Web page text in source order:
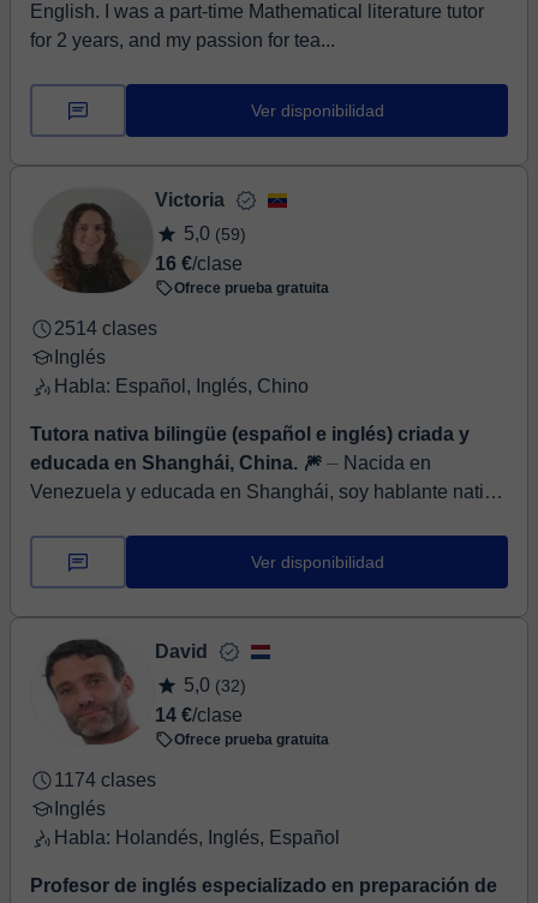
English. I was a part-time Mathematical literature tutor
for 2 years, and my passion for tea...
Ver disponibilidad
Victoria
5,0 (59)
16 €/clase
Ofrece prueba gratuita
2514 clases
Inglés
Habla: Español, Inglés, Chino
Tutora nativa bilingüe (español e inglés) criada y
educada en Shanghái, China. 🎆 ⏤ Nacida en
Venezuela y educada en Shanghái, soy hablante nativa
experiencia enseñando ambos idiomas....
Ver disponibilidad
David
5,0 (32)
14 €/clase
Ofrece prueba gratuita
1174 clases
Inglés
Habla: Holandés, Inglés, Español
Profesor de inglés especializado en preparación de